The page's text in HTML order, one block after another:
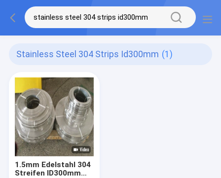
Stainless Steel 304 Strips Id300mm (1)
1.5mm Edelstahl 304
Streifen ID300mm